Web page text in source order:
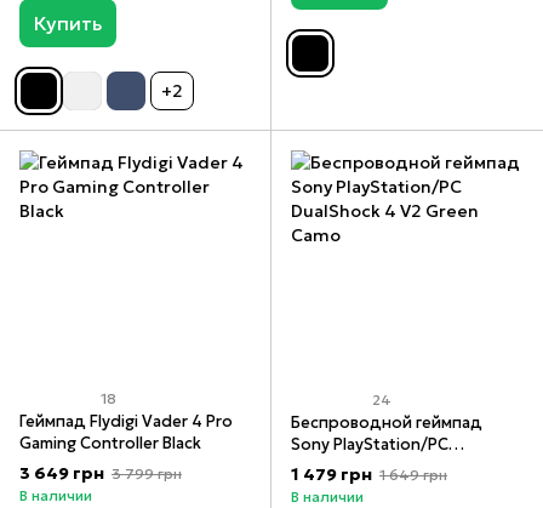
Купить
+2
18
Геймпад Flydigi Vader 4 Pro
Gaming Controller Black
3 649 грн 3 799 грн
В наличии
24
Беспроводной геймпад
Sony PlayStation/PC
DualShock 4 V2 Green Camo
1 479 грн 1 649 грн
В наличии